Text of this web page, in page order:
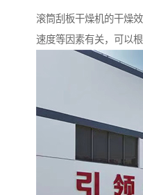
滚筒刮板干燥机的干燥
速度等因素有关，可以